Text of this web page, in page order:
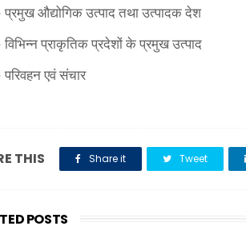
प्रमुख औद्योगिक उत्पाद तथा उत्पादक देश
विभिन्न प्राकृतिक प्रदेशों के प्रमुख उत्पाद
परिवहन एवं संचार
THIS Share it Tweet
POSTS